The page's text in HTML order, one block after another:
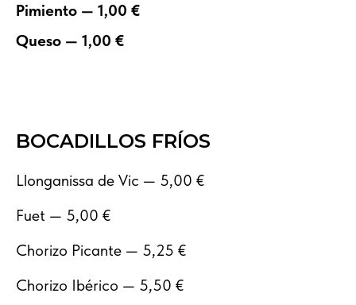
Pimiento — 1,00 €
Queso — 1,00 €
BOCADILLOS FRÍOS
Llonganissa de Vic — 5,00 €
Fuet — 5,00 €
Chorizo Picante — 5,25 €
Chorizo Ibérico — 5,50 €